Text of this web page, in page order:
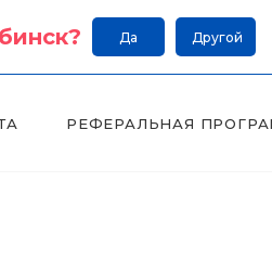
? Да Другой
РЕФЕРАЛЬНАЯ